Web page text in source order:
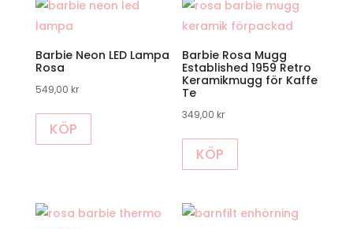
Barbie Neon LED Lampa
Rosa
549,00 kr
KÖP
Barbie Rosa Mugg
Established 1959 Retro
Keramikmugg för Kaffe
Te
349,00 kr
KÖP